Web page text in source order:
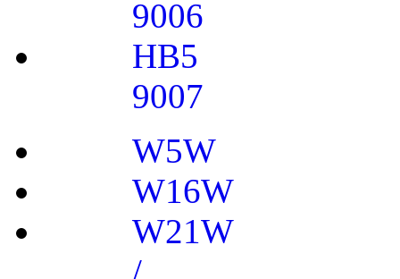
9006
HB5
9007
W5W
W16W
W21W
/